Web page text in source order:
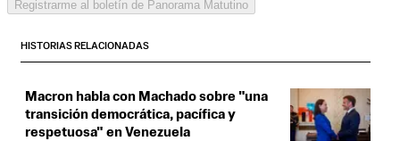
Registrarme al boletín de Panorama Matutino
HISTORIAS RELACIONADAS
Macron habla con Machado sobre "una
transición democrática, pacífica y
respetuosa" en Venezuela